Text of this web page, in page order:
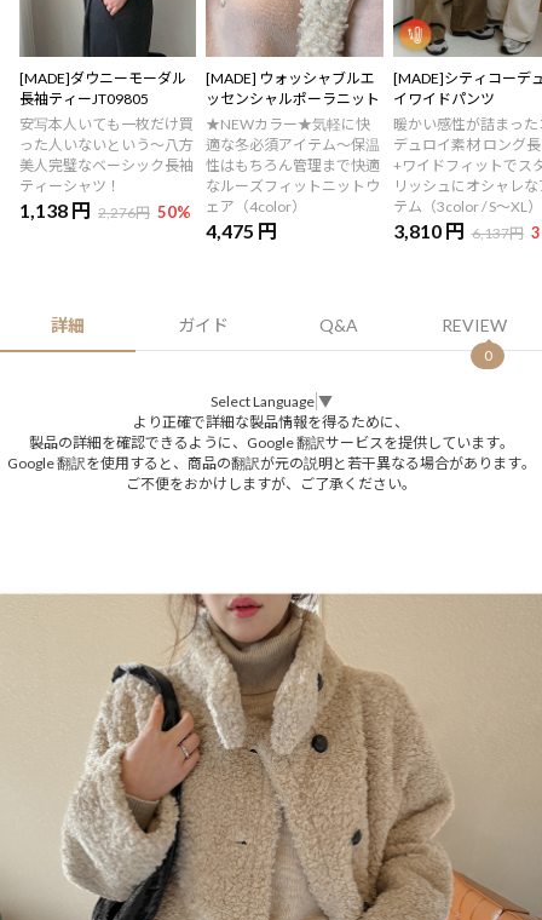
[MADE]ダウニーモーダル
長袖ティーJT09805
安写本人いても一枚だけ買
った人いないという～八方
美人完璧なベーシック長袖
ティーシャツ！
1,138 円 2,276円 50%
[MADE] ウォッシャブルエ
ッセンシャルポーラニット
★NEWカラー★気軽に快
適な冬必須アイテム〜保温
性はもちろん管理まで快適
なルーズフィットニットウ
ェア（4color）
4,475 円
[MADE]シティコーデ
イワイドパンツ
暖かい感性が詰まった
デュロイ素材 ロング
+ワイドフィットでス
リッシュにオシャレな
テム（3color / S～XL）
3,810 円 6,137円
詳細 ガイド Q&A REVIEW
0
Select Language ▼
より正確で詳細な製品情報を得るために、
製品の詳細を確認できるように、Google 翻訳サービスを提供しています。
Google 翻訳を使用すると、商品の翻訳が元の説明と若干異なる場合があります。
ご不便をおかけしますが、ご了承ください。